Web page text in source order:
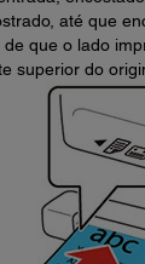
até que
que o lado
superior do